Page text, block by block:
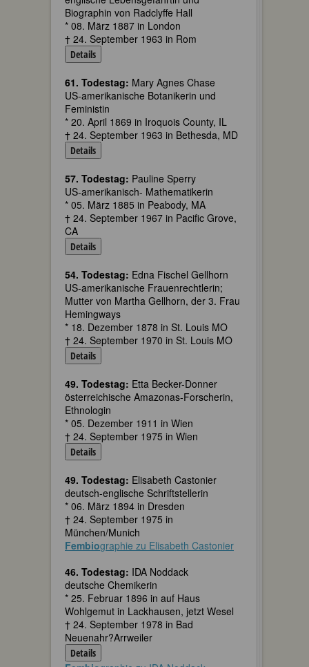
Biographin von Radclyffe Hall
* 08. März 1887 in London
† 24. September 1963 in Rom
Details
61. Todestag: Mary Agnes Chase
US-amerikanische Botanikerin und
Feministin
* 20. April 1869 in Iroquois County, IL
† 24. September 1963 in Bethesda, MD
Details
57. Todestag: Pauline Sperry
US-amerikanisch- Mathematikerin
* 05. März 1885 in Peabody, MA
† 24. September 1967 in Pacific Grove,
CA
Details
54. Todestag: Edna Fischel Gellhorn
US-amerikanische Frauenrechtlerin;
Mutter von Martha Gellhorn, der 3. Frau
Hemingways
* 18. Dezember 1878 in St. Louis MO
† 24. September 1970 in St. Louis MO
Details
49. Todestag: Etta Becker-Donner
österreichische Amazonas-Forscherin,
Ethnologin
* 05. Dezember 1911 in Wien
† 24. September 1975 in Wien
Details
49. Todestag: Elisabeth Castonier
deutsch-englische Schriftstellerin
* 06. März 1894 in Dresden
† 24. September 1975 in
München/Munich
Fembiographie zu Elisabeth Castonier
46. Todestag: IDA Noddack
deutsche Chemikerin
* 25. Februar 1896 in auf Haus
Wohlgemut in Lackhausen, jetzt Wesel
† 24. September 1978 in Bad
Neuenahr?Arrweiler
Details